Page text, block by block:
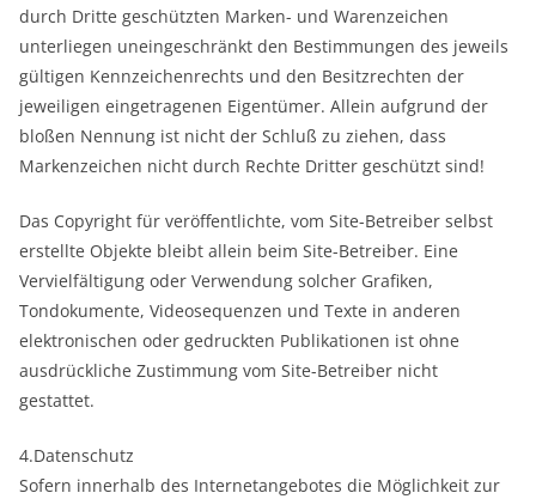
durch Dritte geschützten Marken- und Warenzeichen
unterliegen uneingeschränkt den Bestimmungen des jeweils
gültigen Kennzeichenrechts und den Besitzrechten der
jeweiligen eingetragenen Eigentümer. Allein aufgrund der
bloßen Nennung ist nicht der Schluß zu ziehen, dass
Markenzeichen nicht durch Rechte Dritter geschützt sind!
Das Copyright für veröffentlichte, vom Site-Betreiber selbst
erstellte Objekte bleibt allein beim Site-Betreiber. Eine
Vervielfältigung oder Verwendung solcher Grafiken,
Tondokumente, Videosequenzen und Texte in anderen
elektronischen oder gedruckten Publikationen ist ohne
ausdrückliche Zustimmung vom Site-Betreiber nicht
gestattet.
4.Datenschutz
Sofern innerhalb des Internetangebotes die Möglichkeit zur